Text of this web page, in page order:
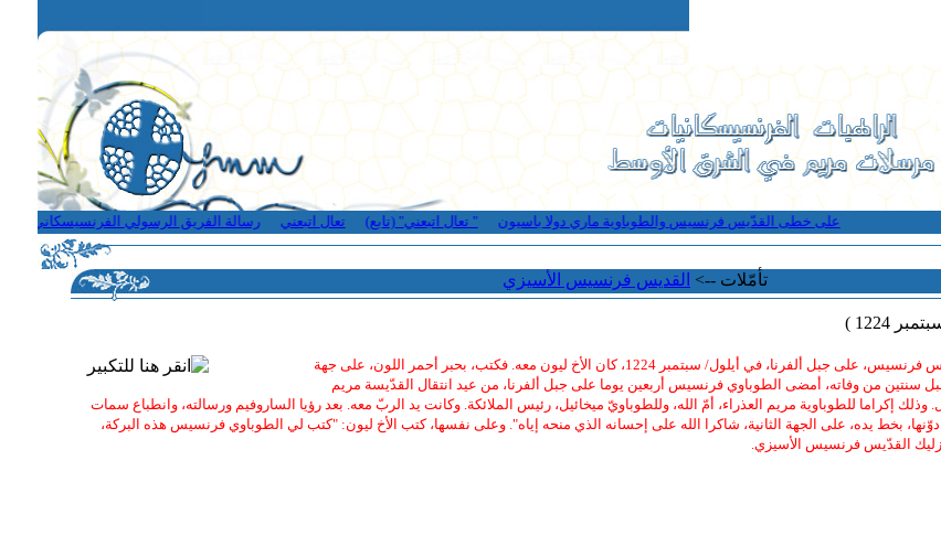
على خطى القدّيس فرنسيس والطوباوية ماري دولا باسيون " تعال اتبعني" (تابع) تعال اتبعني رسالة الفريق الرسولي الفرنسيسكاني - لبنان
تأمّلات --> القديس فرنسيس الأسيزي
1224 )
لمّا انطبعت سمات المسيح في جسد القدّيس فرنسيس، على جبل ألفرنا، في أيلول/ سبتمبر 1224، كان الأخ ليون معه. فكتب، بحبر أحمر اللون، على جهة
من وفاته، أمضى الطوباوي فرنسيس أربعين يوما على جبل ألفرنا، من عيد انتقال القدّيسة مريم
إكراما للطوباوية مريم العذراء، أمّ الله، وللطوباويّ ميخائيل، رئيس الملائكة. وكانت يد الربّ معه. بعد رؤيا الساروفيم ورسالته، وانطباع سمات
بخط يده، على الجهة الثانية، شاكرا الله على إحسانه الذي منحه إياه". وعلى نفسها، كتب الأخ ليون: "كتب لي الطوباوي فرنسيس هذه البركة،
القدّيس فرنسيس الأسيزي.